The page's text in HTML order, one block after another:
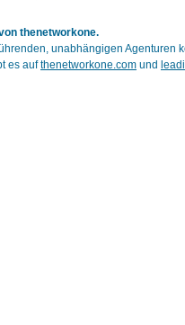
thenetworkone.
unabhängigen Agenturen
es aufthenetworkone.com und